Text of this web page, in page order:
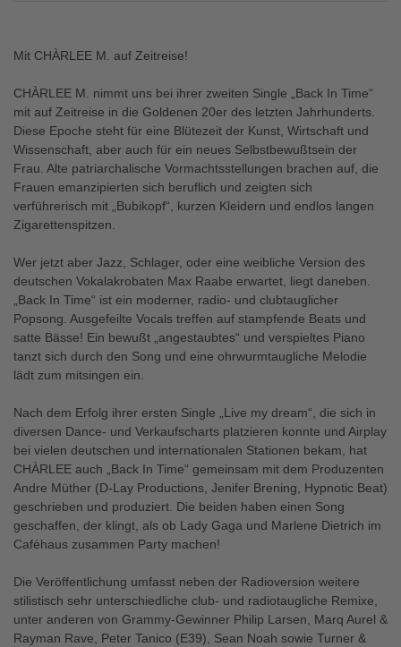
Mit CHÀRLEE M. auf Zeitreise!
CHÀRLEE M. nimmt uns bei ihrer zweiten Single „Back In Time“
mit auf Zeitreise in die Goldenen 20er des letzten Jahrhunderts.
Diese Epoche steht für eine Blütezeit der Kunst, Wirtschaft und
Wissenschaft, aber auch für ein neues Selbstbewußtsein der
Frau. Alte patriarchalische Vormachtsstellungen brachen auf, die
Frauen emanzipierten sich beruflich und zeigten sich
verführerisch mit „Bubikopf“, kurzen Kleidern und endlos langen
Zigarettenspitzen.
Wer jetzt aber Jazz, Schlager, oder eine weibliche Version des
deutschen Vokalakrobaten Max Raabe erwartet, liegt daneben.
„Back In Time“ ist ein moderner, radio- und clubtauglicher
Popsong. Ausgefeilte Vocals treffen auf stampfende Beats und
satte Bässe! Ein bewußt „angestaubtes“ und verspieltes Piano
tanzt sich durch den Song und eine ohrwurmtaugliche Melodie
lädt zum mitsingen ein.
Nach dem Erfolg ihrer ersten Single „Live my dream“, die sich in
diversen Dance- und Verkaufscharts platzieren konnte und Airplay
bei vielen deutschen und internationalen Stationen bekam, hat
CHÀRLEE auch „Back In Time“ gemeinsam mit dem Produzenten
Andre Müther (D-Lay Productions, Jenifer Brening, Hypnotic Beat)
geschrieben und produziert. Die beiden haben einen Song
geschaffen, der klingt, als ob Lady Gaga und Marlene Dietrich im
Caféhaus zusammen Party machen!
Die Veröffentlichung umfasst neben der Radioversion weitere
stilistisch sehr unterschiedliche club- und radiotaugliche Remixe,
unter anderen von Grammy-Gewinner Philip Larsen, Marq Aurel &
Rayman Rave, Peter Tanico (E39), Sean Noah sowie Turner &